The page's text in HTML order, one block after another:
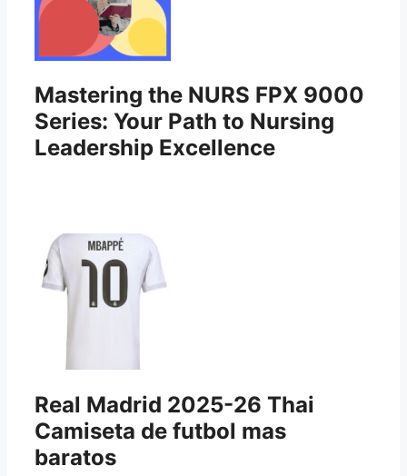
Mastering the NURS FPX 9000
Series: Your Path to Nursing
Leadership Excellence
Real Madrid 2025-26 Thai
Camiseta de futbol mas
baratos